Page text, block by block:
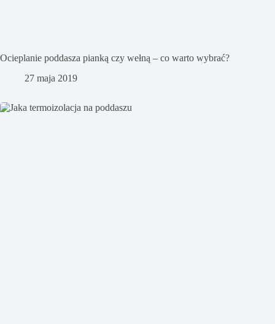
Ocieplanie poddasza pianką czy wełną – co warto wybrać?
27 maja 2019